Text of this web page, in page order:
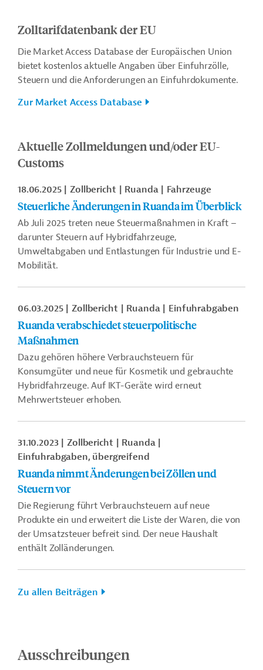
Zolltarifdatenbank der EU
Die Market Access Database der Europäischen Union
bietet kostenlos aktuelle Angaben über Einfuhrzölle,
Steuern und die Anforderungen an Einfuhrdokumente.
Zur Market Access Database
Aktuelle Zollmeldungen und/oder EU-
Customs
18.06.2025 Zollbericht Ruanda Fahrzeuge
Steuerliche Änderungen in Ruanda im Überblick
Ab Juli 2025 treten neue Steuermaßnahmen in Kraft –
darunter Steuern auf Hybridfahrzeuge,
Umweltabgaben und Entlastungen für Industrie und E-
Mobilität.
06.03.2025 Zollbericht Ruanda Einfuhrabgaben
Ruanda verabschiedet steuerpolitische
Maßnahmen
Dazu gehören höhere Verbrauchsteuern für
Konsumgüter und neue für Kosmetik und gebrauchte
Hybridfahrzeuge. Auf IKT-Geräte wird erneut
Mehrwertsteuer erhoben.
31.10.2023 Zollbericht
Ruanda
Einfuhrabgaben, übergreifend
Ruanda nimmt Änderungen bei Zöllen und
Steuern vor
Die Regierung führt Verbrauchsteuern auf neue
Produkte ein und erweitert die Liste der Waren, die von
der Umsatzsteuer befreit sind. Der neue Haushalt
enthält Zolländerungen.
Zu allen Beiträgen
Ausschreibungen